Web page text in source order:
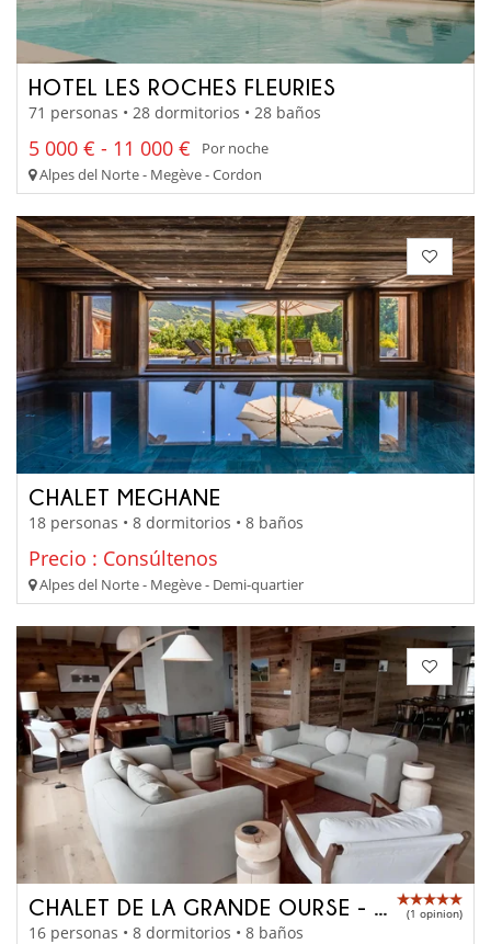
HOTEL LES ROCHES FLEURIES
71 personas • 28 dormitorios • 28 baños
5 000 € - 11 000 €
Por noche
Alpes del Norte - Megève - Cordon
CHALET MEGHANE
18 personas • 8 dormitorios • 8 baños
Precio : Consúltenos
Alpes del Norte - Megève - Demi-quartier
CHALET DE LA GRANDE OURSE - STELLAR (1 opinion)
16 personas • 8 dormitorios • 8 baños